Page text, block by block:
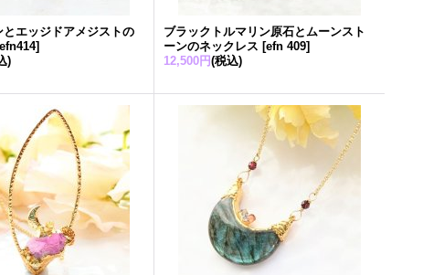
とエッジドアメジストの
efn414]
)
ブラックトルマリン原石とムーンスト
ーンのネックレス [efn 409]
12,500円(税込)